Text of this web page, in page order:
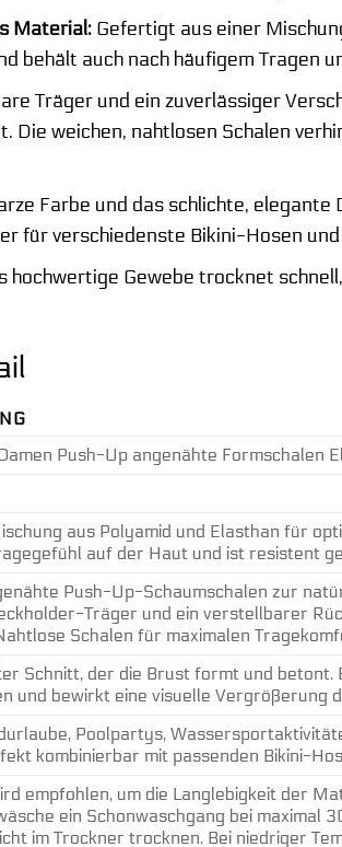
Material: Gefertigt aus einer
behält auch nach häufigem Tragen
Träger und ein zuverlässiger
Die weichen, nahtlosen Schalen
Farbe und das schlichte,
für verschiedenste Bikini-Hosen
hochwertige Gewebe trocknet
Push-Up angenähte Formschalen
aus Polyamid und Elasthan für
auf der Haut und ist resistent
Push-Up-Schaumschalen zur
Träger und ein verstellbarer
Schalen für maximalen
Schnitt, der die Brust formt und
und bewirkt eine visuelle Vergrößerung
Poolpartys,
kombinierbar mit passenden Bikini-
empfohlen, um die Langlebigkeit der
ein Schonwaschgang bei maximal
im Trockner trocknen. Bei niedriger